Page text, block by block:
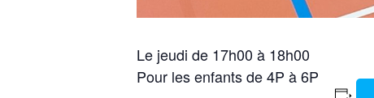
Le jeudi de 17h00 à 18h00
Pour les enfants de 4P à 6P